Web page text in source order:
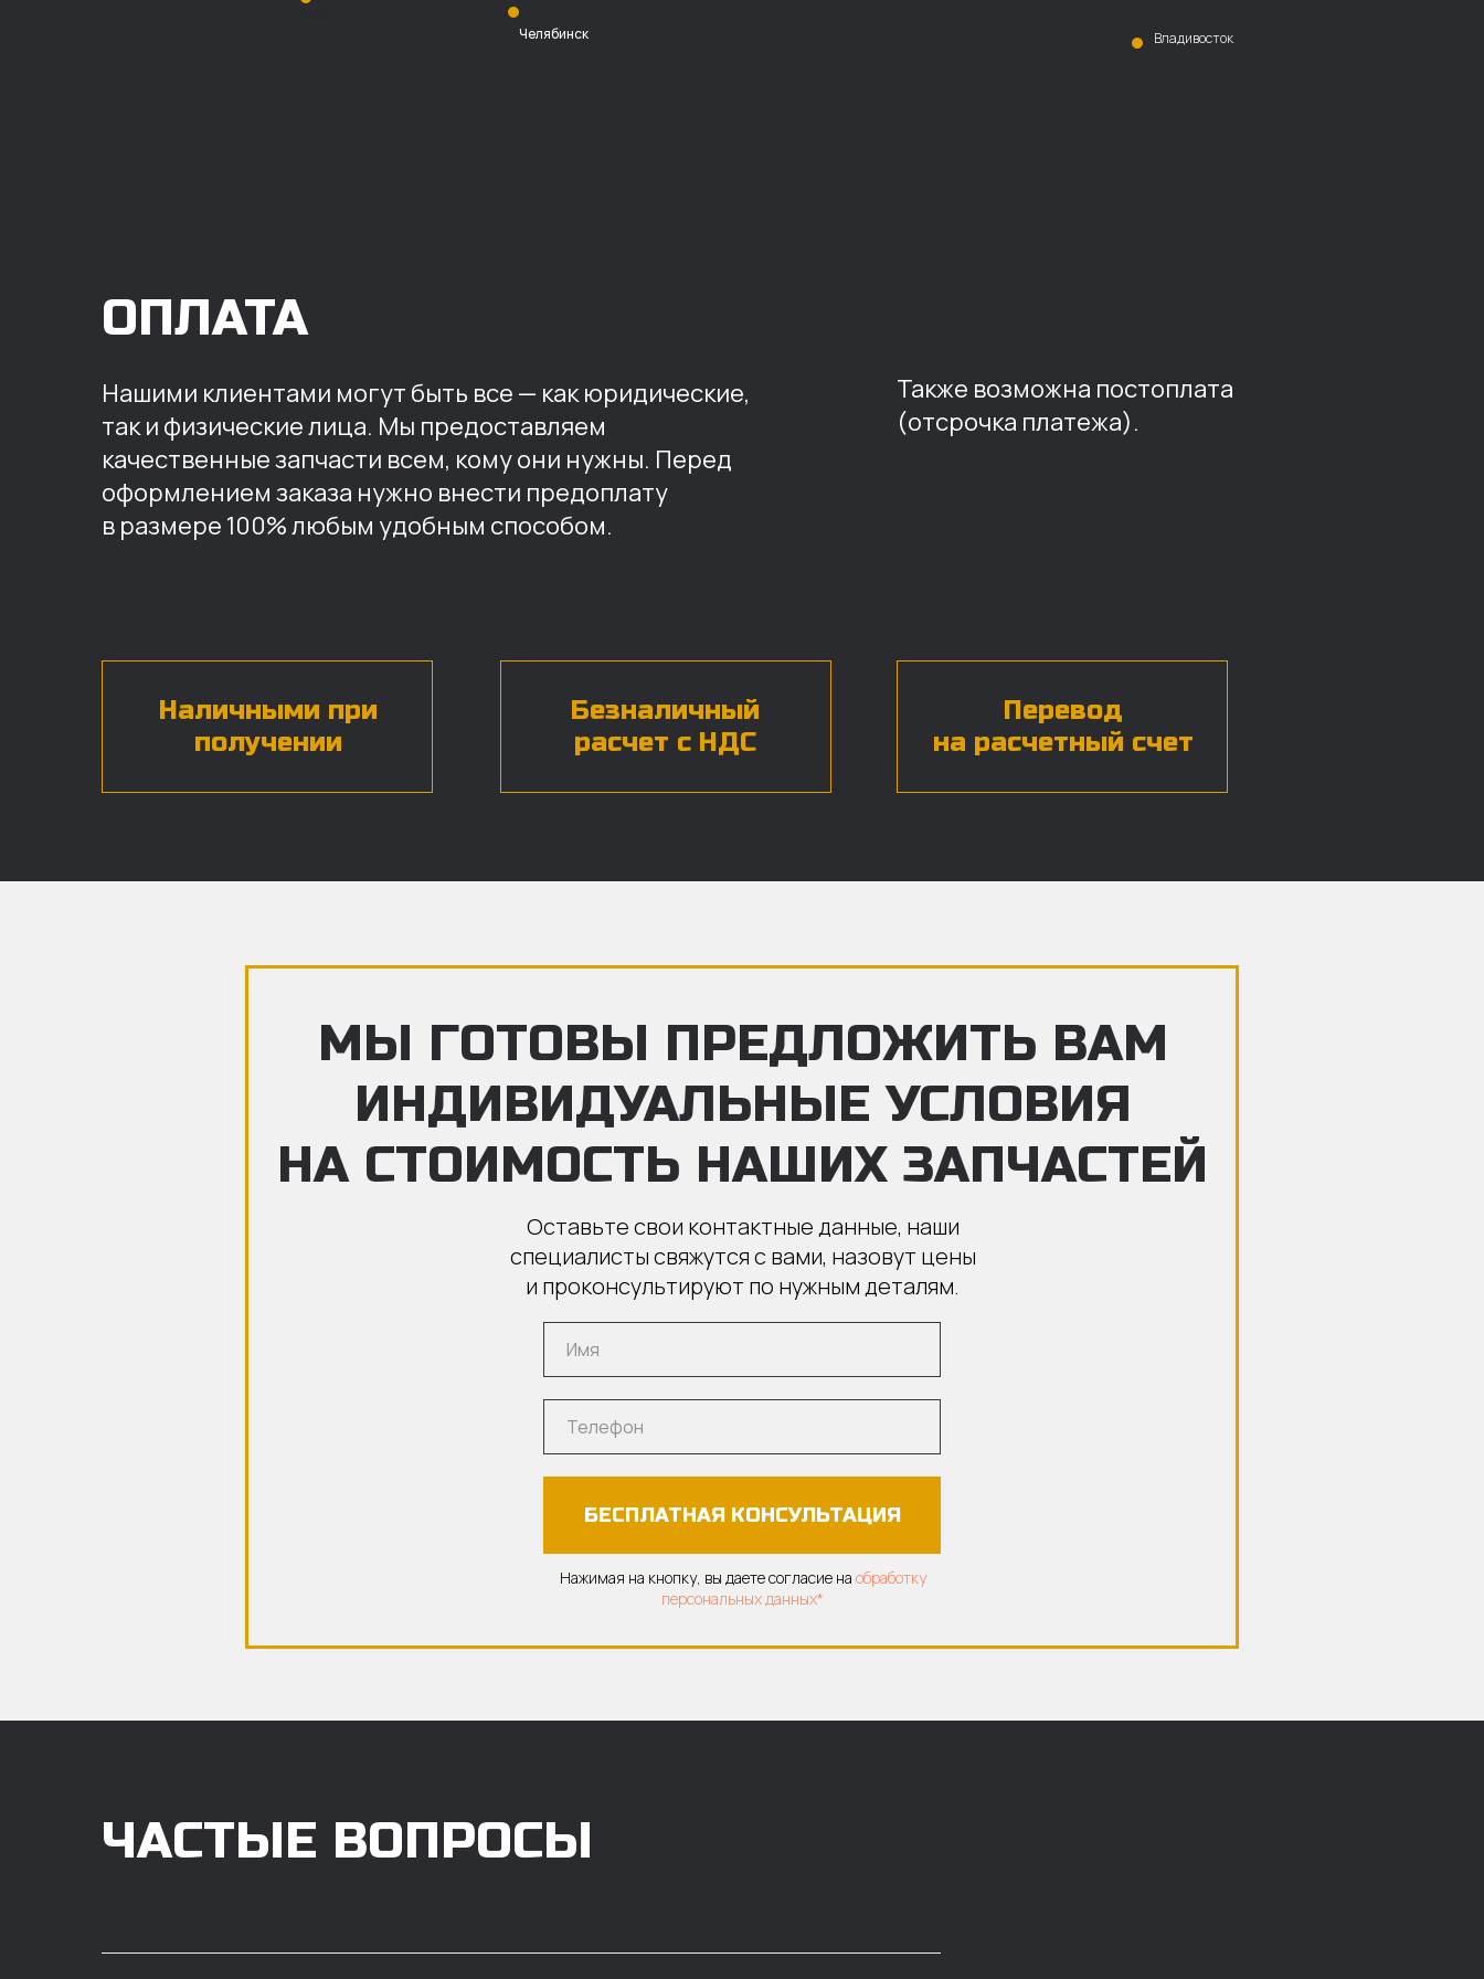
Владивосток
Челябинск
Наличными при
получении
Безналичный
расчет с НДС
Перевод
на расчетный счет
ОПЛАТА
Нашими клиентами могут быть все — как юридические,
так и физические лица. Мы предоставляем
качественные запчасти всем, кому они нужны. Перед
оформлением заказа нужно внести предоплату
в размере 100% любым удобным способом.
Также возможна постоплата
(отсрочка платежа).
МЫ ГОТОВЫ ПРЕДЛОЖИТЬ ВАМ
ИНДИВИДУАЛЬНЫЕ УСЛОВИЯ
НА СТОИМОСТЬ НАШИХ ЗАПЧАСТЕЙ
Оставьте свои контактные данные, наши
специалисты свяжутся с вами, назовут цены
и проконсультируют по нужным деталям.
БЕСПЛАТНАЯ КОНСУЛЬТАЦИЯ
Нажимая на кнопку, вы даете согласие на обработку
персональных данных*
ЧАСТЫЕ ВОПРОСЫ